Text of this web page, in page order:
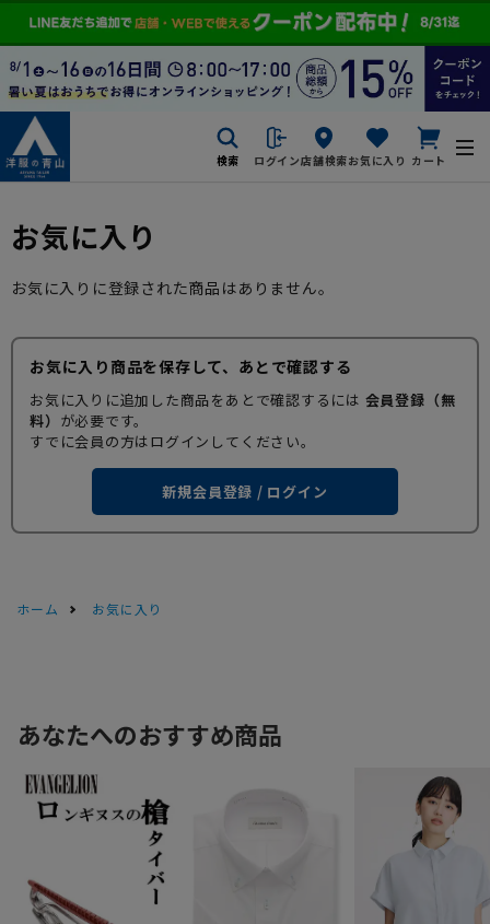
検索 ログイン店舗検索お気に入り カート
お気に入り
お気に入りに登録された商品はありません。
お気に入り商品を保存して、あとで確認する
お気に入りに追加した商品をあとで確認するには 会員登録（無
料） が必要です。
すでに会員の方はログインしてください。
新規会員登録 / ログイン
ホーム お気に入り